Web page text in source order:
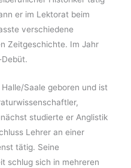
er im Lektorat beim
verschiedene
Zeitgeschichte. Im Jahr
Saale geboren und ist
studierte er Anglistik
Lehrer an einer
tätig. Seine
schlug sich in mehreren